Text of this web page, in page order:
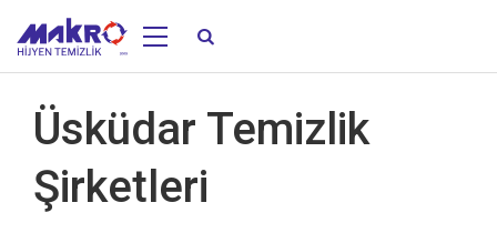
Üsküdar Temizlik
Şirketleri